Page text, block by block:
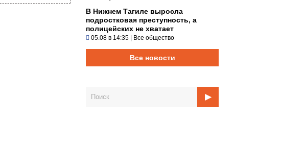
В Нижнем Тагиле выросла
подростковая преступность, а
полицейских не хватает
05.08 в 14:35 | Все общество
Все новости